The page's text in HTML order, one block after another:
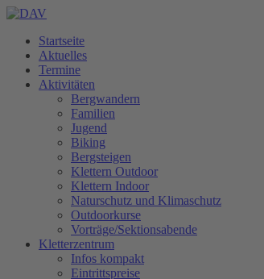
Startseite
Aktuelles
Termine
Aktivitäten
Bergwandern
Familien
Jugend
Biking
Bergsteigen
Klettern Outdoor
Klettern Indoor
Naturschutz und Klimaschutz
Outdoorkurse
Vorträge/Sektionsabende
Kletterzentrum
Infos kompakt
Eintrittspreise